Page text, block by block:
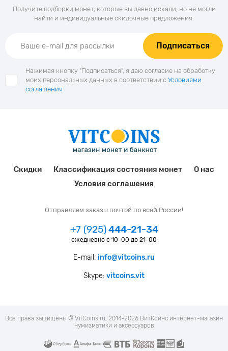
Получите подборки монет, которые вы давно искали, но не могли
найти и индивидуальные скидочные предложения.
Подписаться
Нажимая кнопку "Подписаться", я даю согласие на обработку
моих персональных данных в соответствии с Условиями
соглашения
Скидки Классификация состояния монет
О нас
Условия соглашения
Отправляем заказы почтой по всей России!
+7 (925)444-21-34
ежедневно с 10-00 до 21-00
E-mail: info@vitcoins.ru
Skype: vitcoins.vit
Все права защищены © VitCoins.ru, 2014-2026 ВитКоинс интернет-магазин
нумизматики и аксессуаров